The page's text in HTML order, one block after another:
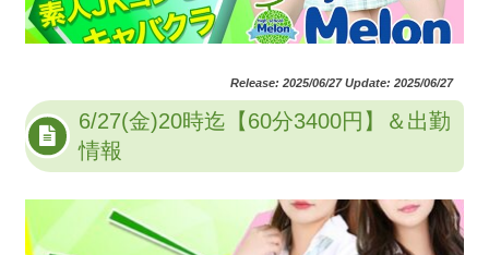
Release: 2025/06/27 Update: 2025/06/27
6/27(金)20時迄【60分3400円】＆出勤
情報